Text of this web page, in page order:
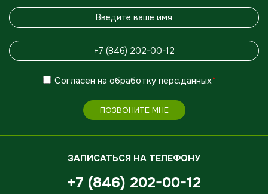
Согласен на обработку перс.данных*
ПОЗВОНИТЕ МНЕ
ЗАПИСАТЬСЯ НА ТЕЛЕФОНУ
+7 (846) 202-00-12